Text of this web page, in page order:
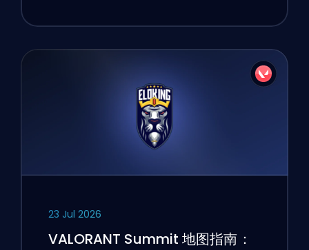
23 Jul 2026
VALORANT Summit 地图指南：